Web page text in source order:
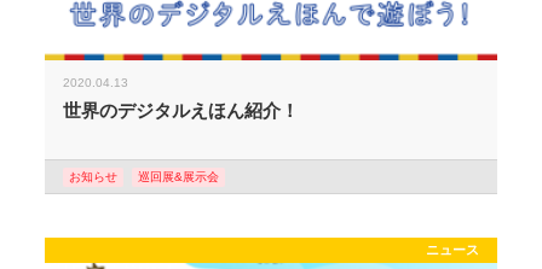
2020.04.13
世界のデジタルえほん紹介！
お知らせ 巡回展&展示会
ニュース